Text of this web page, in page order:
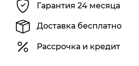
Гарантия 24 месяца
Доставка бесплатно
Рассрочка и кредит